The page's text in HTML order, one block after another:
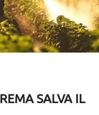
SALVA IL